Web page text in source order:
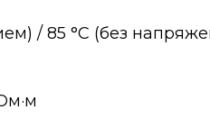
/ 85 °C (без